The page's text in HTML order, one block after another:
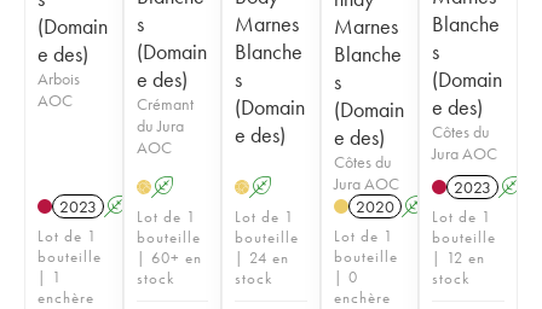
(Domain
e des)
Arbois
AOC
2023 A
Lot de 1
bouteille
| 1
enchère
s
(Domain
e des)
Crémant
du Jura
AOC
HA
Lot de 1
bouteille
| 60+ en
stock
Marnes
Blanche
s
(Domain
e des)
H A
Lot de 1
bouteille
| 24 en
stock
Marnes
Blanche
s
(Domain
e des)
Côtes du
Jura AOC
2020 A
Lot de 1
bouteille
| 0
enchère
Blanche
s
(Domain
e des)
Côtes du
Jura AOC
2023 A
Lot de 1
bouteille
| 12 en
stock